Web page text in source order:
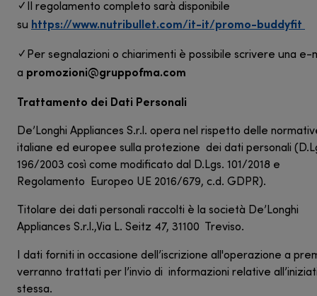
✓ Il regolamento completo sarà disponibile
su https://www.nutribullet.com/it-it/promo-buddyfit
✓ Per segnalazioni o chiarimenti è possibile scrivere una e-
a promozioni@gruppofma.com
Trattamento dei Dati Personali
De’Longhi Appliances S.r.l. opera nel rispetto delle
italiane ed europee sulla protezione dei dati personali
196/2003 così come modificato dal D.Lgs. 101/2018 e
Regolamento Europeo UE 2016/679, c.d. GDPR).
Titolare dei dati personali raccolti è la società De’Longhi
Appliances S.r.l.,Via L. Seitz 47, 31100 Treviso.
I dati forniti in occasione dell’iscrizione all'operazione a
verranno trattati per l’invio di informazioni relative
stessa.